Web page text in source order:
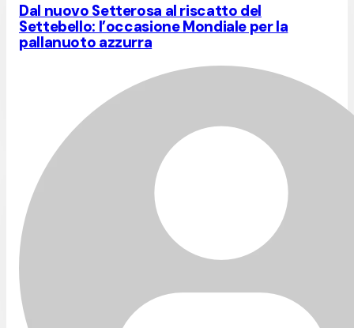
Dal nuovo Setterosa al riscatto del
Settebello: l’occasione Mondiale per la
pallanuoto azzurra